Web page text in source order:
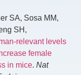
SA, Sosa MM,
SH,
relevant levels
female
in mice. Nat